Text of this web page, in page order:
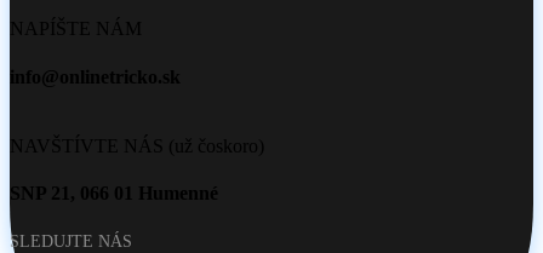
NAPÍŠTE NÁM
info@onlinetricko.sk
NAVŠTÍVTE NÁS (už čoskoro)
SNP 21, 066 01 Humenné
SLEDUJTE NÁS